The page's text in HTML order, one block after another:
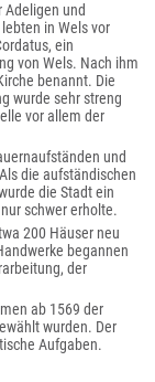
Adeligen und
in Wels vor
ein
von Wels. Nach ihm
benannt. Die
wurde sehr streng
vor allem der
und
die aufständischen
die Stadt ein
schwer erholte.
200 Häuser neu
begannen
der
ab 1569 der
wurden. Der
Aufgaben.